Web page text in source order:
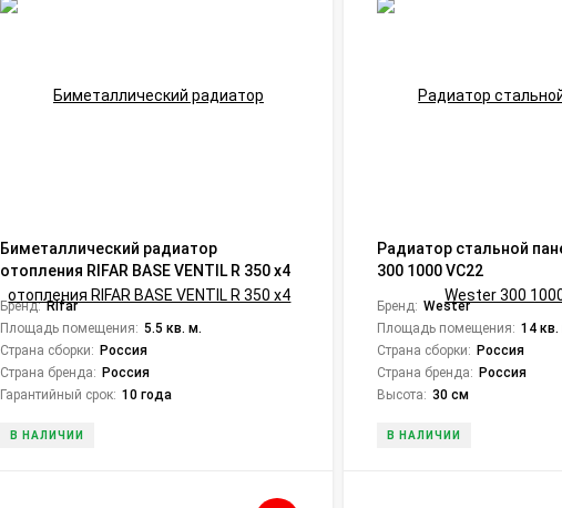
Биметаллический радиатор
отопления RIFAR BASE VENTIL R 350 x4
Бренд: Rifar
Площадь помещения: 5.5 кв. м.
Страна сборки: Россия
Страна бренда: Россия
Гарантийный срок: 10 года
В НАЛИЧИИ
Радиатор стальной
300 1000 VC22
Бренд: Wester
Площадь помещения: 14 кв.
Страна сборки: Россия
Страна бренда: Россия
Высота: 30 см
В НАЛИЧИИ